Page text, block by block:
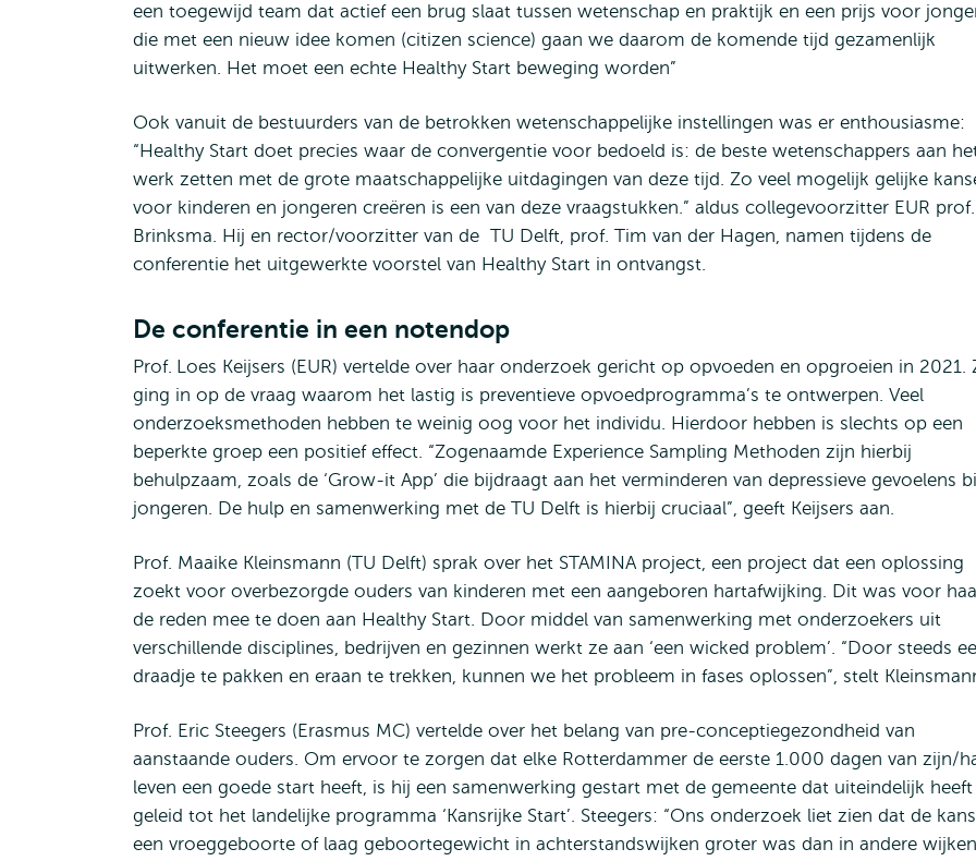
een toegewijd team dat actief een brug slaat tussen wetenschap en praktijk en een prijs voor
die met een nieuw idee komen (citizen science) gaan we daarom de komende tijd gezamenlijk
uitwerken. Het moet een echte Healthy Start beweging worden”
Ook vanuit de bestuurders van de betrokken wetenschappelijke instellingen was er enthousiasme:
“Healthy Start doet precies waar de convergentie voor bedoeld is: de beste wetenschappers aan
werk zetten met de grote maatschappelijke uitdagingen van deze tijd. Zo veel mogelijk gelijke
voor kinderen en jongeren creëren is een van deze vraagstukken.” aldus collegevoorzitter EUR
Brinksma. Hij en rector/voorzitter van de TU Delft, prof. Tim van der Hagen, namen tijdens de
conferentie het uitgewerkte voorstel van Healthy Start in ontvangst.
De conferentie in een notendop
Prof. Loes Keijsers (EUR) vertelde over haar onderzoek gericht op opvoeden en opgroeien in 2021.
ging in op de vraag waarom het lastig is preventieve opvoedprogramma’s te ontwerpen. Veel
onderzoeksmethoden hebben te weinig oog voor het individu. Hierdoor hebben is slechts op een
beperkte groep een positief effect. “Zogenaamde Experience Sampling Methoden zijn hierbij
behulpzaam, zoals de ‘Grow-it App’ die bijdraagt aan het verminderen van depressieve gevoelens
jongeren. De hulp en samenwerking met de TU Delft is hierbij cruciaal”, geeft Keijsers aan.
Prof. Maaike Kleinsmann (TU Delft) sprak over het STAMINA project, een project dat een oplossing
zoekt voor overbezorgde ouders van kinderen met een aangeboren hartafwijking. Dit was voor
de reden mee te doen aan Healthy Start. Door middel van samenwerking met onderzoekers uit
verschillende disciplines, bedrijven en gezinnen werkt ze aan ‘een wicked problem’. “Door steeds
draadje te pakken en eraan te trekken, kunnen we het probleem in fases oplossen”, stelt
Prof. Eric Steegers (Erasmus MC) vertelde over het belang van pre-conceptiegezondheid van
aanstaande ouders. Om ervoor te zorgen dat elke Rotterdammer de eerste 1.000 dagen van zijn/
leven een goede start heeft, is hij een samenwerking gestart met de gemeente dat uiteindelijk heeft
geleid tot het landelijke programma ‘Kansrijke Start’. Steegers: “Ons onderzoek liet zien dat de
een vroeggeboorte of laag geboortegewicht in achterstandswijken groter was dan in andere